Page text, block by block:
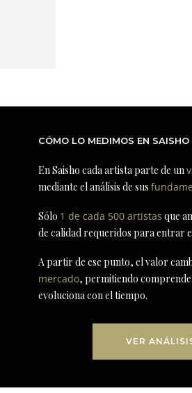
CÓMO LO MEDIMOS EN SAISHO
En Saisho cada artista parte de un
mediante el análisis de sus
Sólo 1 de cada 500 artistas que
de calidad requeridos para entrar
A partir de ese punto, el valor
mercado, permitiendo
evoluciona con el tiempo.
VER